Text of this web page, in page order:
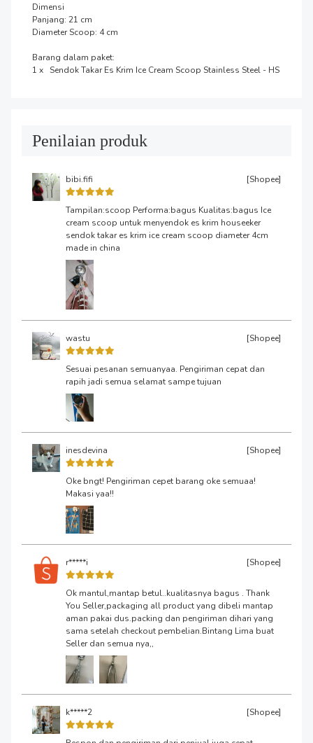
Dimensi
Panjang: 21 cm
Diameter Scoop: 4 cm
Barang dalam paket:
1 x   Sendok Takar Es Krim Ice Cream Scoop Stainless Steel - HS
Penilaian produk
bibi.fifi [Shopee]
Tampilan:scoop Performa:bagus Kualitas:bagus Ice
cream scoop untuk menyendok es krim houseeker
sendok takar es krim ice cream scoop diameter 4cm
made in china
wastu [Shopee]
Sesuai pesanan semuanyaa. Pengiriman cepat dan
rapih jadi semua selamat sampe tujuan
inesdevina [Shopee]
Oke bngt! Pengiriman cepet barang oke semuaa!
Makasi yaa!!
r*****i [Shopee]
Ok mantul,mantap betul..kualitasnya bagus . Thank
You Seller,packaging all product yang dibeli mantap
aman pakai dus.packing dan pengiriman dihari yang
sama setelah checkout pembelian.Bintang Lima buat
Seller dan semua nya,,
k*****2 [Shopee]